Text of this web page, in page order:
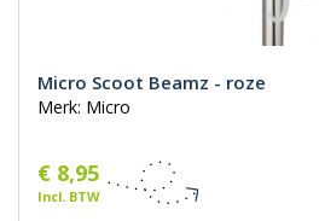
Micro Scoot Beamz - roze
Merk: Micro
€ 8,95
Incl. BTW